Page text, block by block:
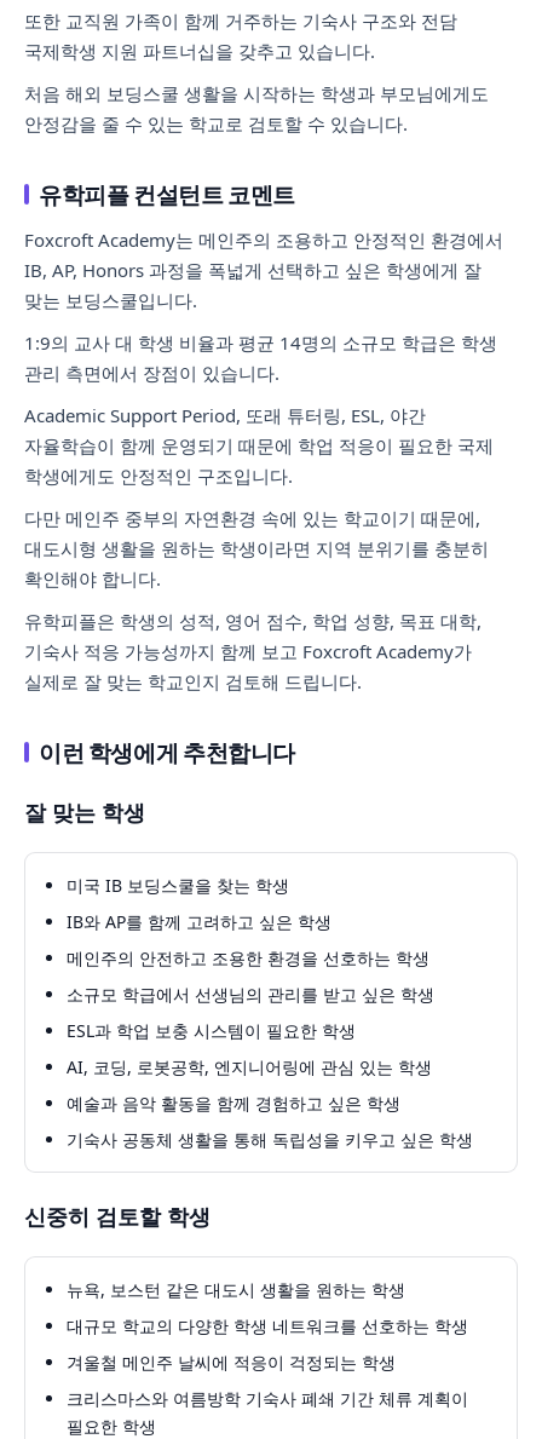
또한 교직원 가족이 함께 거주하는 기숙사 구조와 전담
국제학생 지원 파트너십을 갖추고 있습니다.
처음 해외 보딩스쿨 생활을 시작하는 학생과 부모님에게도
안정감을 줄 수 있는 학교로 검토할 수 있습니다.
유학피플 컨설턴트 코멘트
Foxcroft Academy는 메인주의 조용하고 안정적인 환경에서
IB, AP, Honors 과정을 폭넓게 선택하고 싶은 학생에게 잘
맞는 보딩스쿨입니다.
1:9의 교사 대 학생 비율과 평균 14명의 소규모 학급은 학생
관리 측면에서 장점이 있습니다.
Academic Support Period, 또래 튜터링, ESL, 야간
자율학습이 함께 운영되기 때문에 학업 적응이 필요한 국제
학생에게도 안정적인 구조입니다.
다만 메인주 중부의 자연환경 속에 있는 학교이기 때문에,
대도시형 생활을 원하는 학생이라면 지역 분위기를 충분히
확인해야 합니다.
유학피플은 학생의 성적, 영어 점수, 학업 성향, 목표 대학,
기숙사 적응 가능성까지 함께 보고 Foxcroft Academy가
실제로 잘 맞는 학교인지 검토해 드립니다.
이런 학생에게 추천합니다
잘 맞는 학생
미국 IB 보딩스쿨을 찾는 학생
IB와 AP를 함께 고려하고 싶은 학생
메인주의 안전하고 조용한 환경을 선호하는 학생
소규모 학급에서 선생님의 관리를 받고 싶은 학생
ESL과 학업 보충 시스템이 필요한 학생
AI, 코딩, 로봇공학, 엔지니어링에 관심 있는 학생
예술과 음악 활동을 함께 경험하고 싶은 학생
기숙사 공동체 생활을 통해 독립성을 키우고 싶은 학생
신중히 검토할 학생
뉴욕, 보스턴 같은 대도시 생활을 원하는 학생
대규모 학교의 다양한 학생 네트워크를 선호하는 학생
겨울철 메인주 날씨에 적응이 걱정되는 학생
크리스마스와 여름방학 기숙사 폐쇄 기간 체류 계획이
필요한 학생